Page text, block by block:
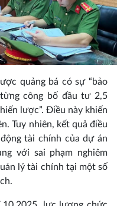
quảng bá có sự “bảo
công bố đầu tư 2,5
lược”. Điều này khiến
Tuy nhiên, kết quả điều
tài chính của dự án
với sai phạm nghiêm
lý tài chính tại một số